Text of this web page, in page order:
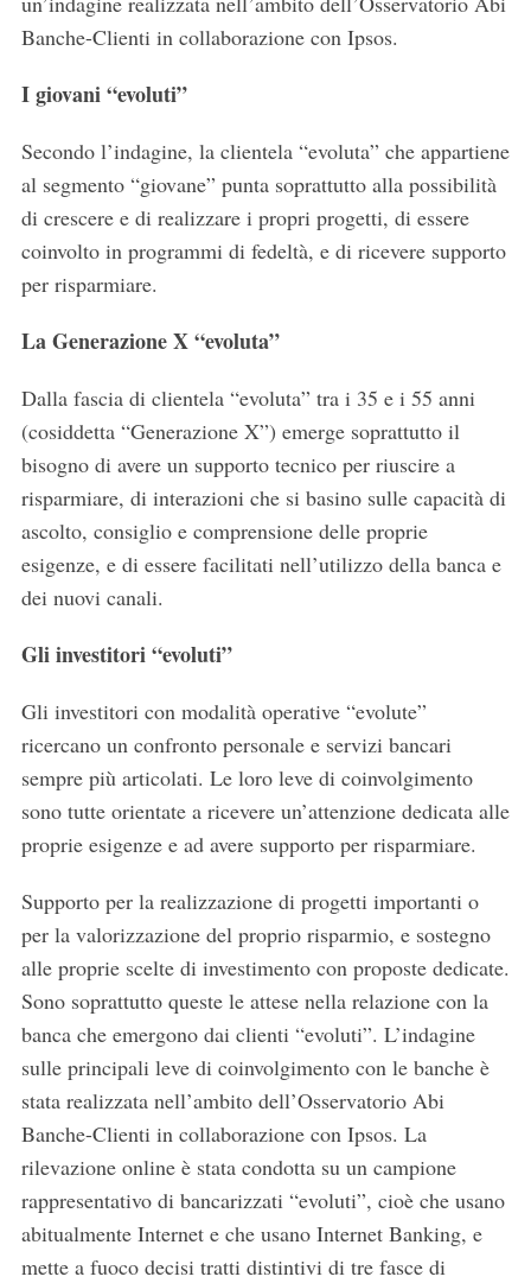
Banche-Clienti in collaborazione con Ipsos.
I giovani “evoluti”
Secondo l’indagine, la clientela “evoluta” che appartiene
al segmento “giovane” punta soprattutto alla possibilità
di crescere e di realizzare i propri progetti, di essere
coinvolto in programmi di fedeltà, e di ricevere supporto
per risparmiare.
La Generazione X “evoluta”
Dalla fascia di clientela “evoluta” tra i 35 e i 55 anni
(cosiddetta “Generazione X”) emerge soprattutto il
bisogno di avere un supporto tecnico per riuscire a
risparmiare, di interazioni che si basino sulle capacità di
ascolto, consiglio e comprensione delle proprie
esigenze, e di essere facilitati nell’utilizzo della banca e
dei nuovi canali.
Gli investitori “evoluti”
Gli investitori con modalità operative “evolute”
ricercano un confronto personale e servizi bancari
sempre più articolati. Le loro leve di coinvolgimento
sono tutte orientate a ricevere un’attenzione dedicata alle
proprie esigenze e ad avere supporto per risparmiare.
Supporto per la realizzazione di progetti importanti o
per la valorizzazione del proprio risparmio, e sostegno
alle proprie scelte di investimento con proposte dedicate.
Sono soprattutto queste le attese nella relazione con la
banca che emergono dai clienti “evoluti”. L’indagine
sulle principali leve di coinvolgimento con le banche è
stata realizzata nell’ambito dell’Osservatorio Abi
Banche-Clienti in collaborazione con Ipsos. La
rilevazione online è stata condotta su un campione
rappresentativo di bancarizzati “evoluti”, cioè che usano
abitualmente Internet e che usano Internet Banking, e
mette a fuoco decisi tratti distintivi di tre fasce di